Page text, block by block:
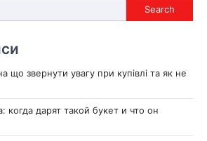
Search
що звернути увагу при купівлі та як не
когда дарят такой букет и что он